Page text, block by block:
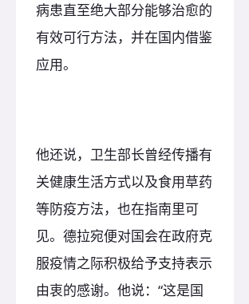
病患直至绝大部分能够治愈的
有效可行方法，并在国内借鉴
应用。
他还说，卫生部长曾经传播有
关健康生活方式以及食用草药
等防疫方法，也在指南里可
见。德拉宛便对国会在政府克
服疫情之际积极给予支持表示
由衷的感谢。他说：“这是国